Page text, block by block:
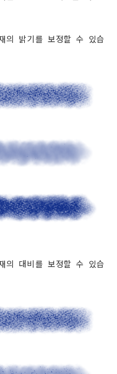
의 밝기를 보정할 수 있습
의 대비를 보정할 수 있습